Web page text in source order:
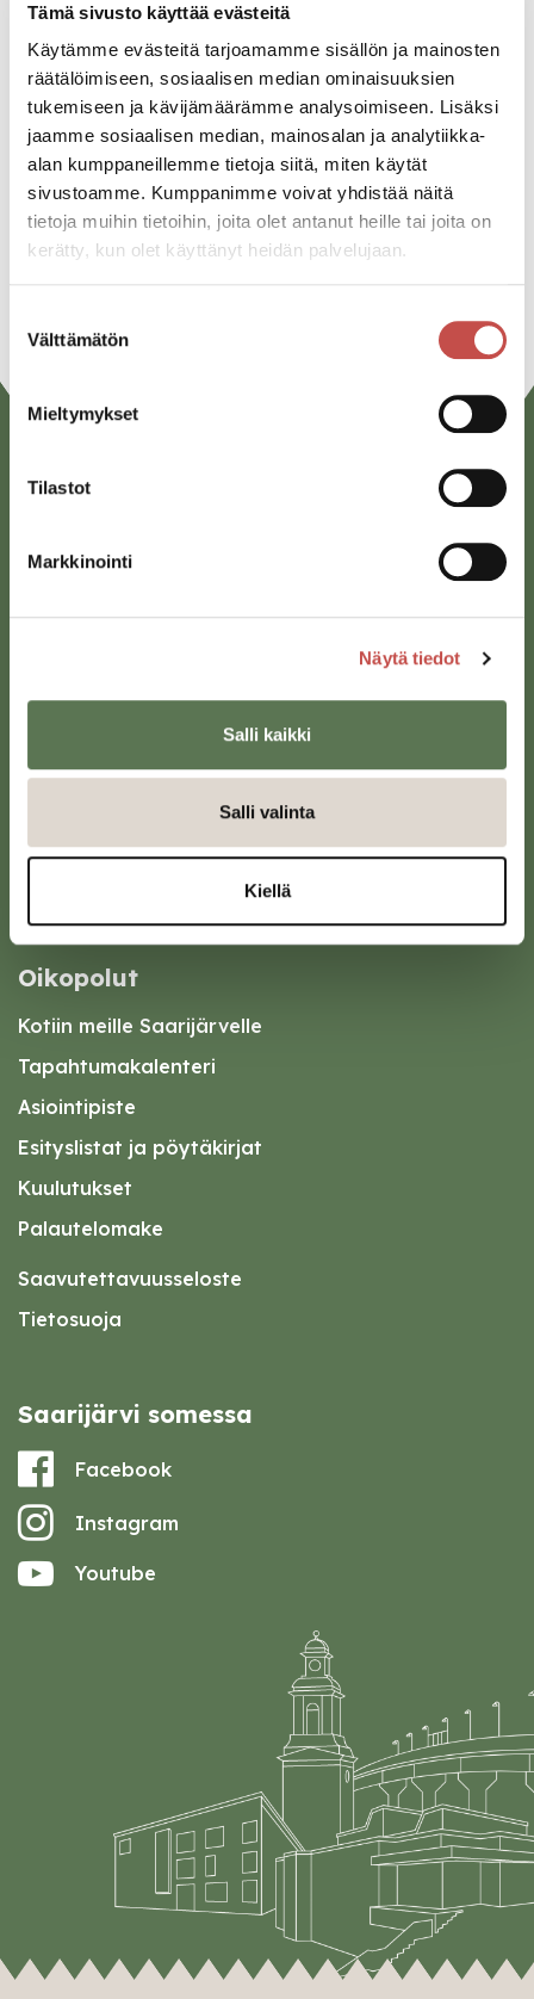
Tämä sivusto käyttää evästeitä
Käytämme evästeitä tarjoamamme sisällön ja mainosten
räätälöimiseen, sosiaalisen median ominaisuuksien
tukemiseen ja kävijämäärämme analysoimiseen. Lisäksi
jaamme sosiaalisen median, mainosalan ja analytiikka-
alan kumppaneillemme tietoja siitä, miten käytät
sivustoamme. Kumppanimme voivat yhdistää näitä
tietoja muihin tietoihin, joita olet antanut heille tai joita on
kerätty, kun olet käyttänyt heidän palvelujaan.
valinta
Välttämätön
Mieltymykset
Tilastot
Markkinointi
Näytä tiedot
Salli kaikki
Salli valinta
Kiellä
Jaa tapahtuma:
Facebook
Twitter
Linkedin
43100 Saarijärvi
Oikopolut
Kotiin meille Saarijärvelle
Tapahtumakalenteri
Asiointipiste
Esityslistat ja pöytäkirjat
Kuulutukset
Palautelomake
Saavutettavuusseloste
Tietosuoja
Saarijärvi somessa
Facebook
Instagram
Youtube